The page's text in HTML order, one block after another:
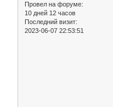
Провел на форуме:
10 дней 12 часов
Последний визит:
2023-06-07 22:53:51